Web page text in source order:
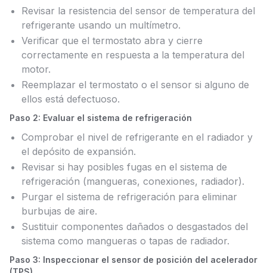
Revisar la resistencia del sensor de temperatura del
refrigerante usando un multímetro.
Verificar que el termostato abra y cierre
correctamente en respuesta a la temperatura del
motor.
Reemplazar el termostato o el sensor si alguno de
ellos está defectuoso.
Paso 2: Evaluar el sistema de refrigeración
Comprobar el nivel de refrigerante en el radiador y
el depósito de expansión.
Revisar si hay posibles fugas en el sistema de
refrigeración (mangueras, conexiones, radiador).
Purgar el sistema de refrigeración para eliminar
burbujas de aire.
Sustituir componentes dañados o desgastados del
sistema como mangueras o tapas de radiador.
Paso 3: Inspeccionar el sensor de posición del acelerador